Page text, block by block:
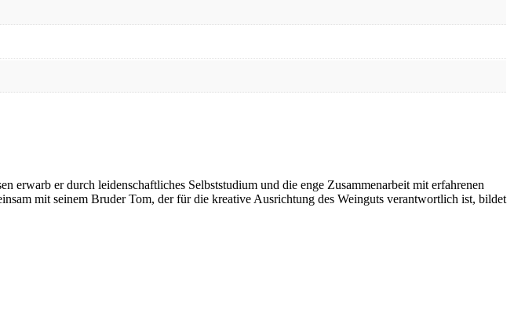
erwarb er durch leidenschaftliches Selbststudium und die enge Zusammenarbeit mit erfahrenen
mit seinem Bruder Tom, der für die kreative Ausrichtung des Weinguts verantwortlich ist, bildet